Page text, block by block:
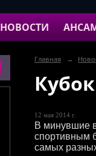
НОВОСТИ
Главная →
12 мая 2014 г.
В минувшие
спортивным
самых